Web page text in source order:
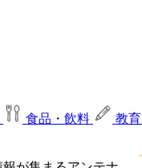
食品・飲料 教育